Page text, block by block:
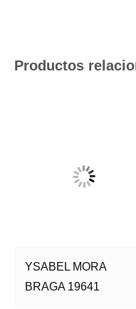
Productos
YSABEL MORA
BRAGA 19641